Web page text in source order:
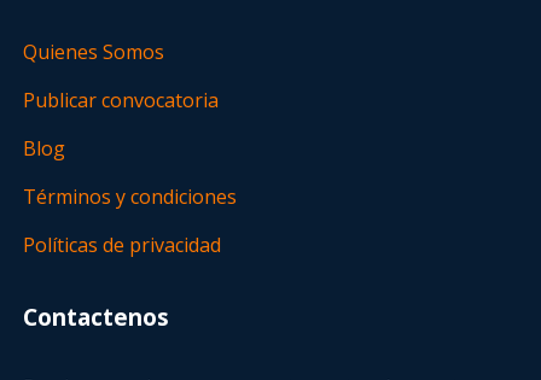
Quienes Somos
Publicar convocatoria
Blog
Términos y condiciones
Políticas de privacidad
Contactenos